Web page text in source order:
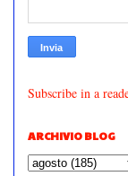
Subscribe in a
ARCHIVIO BLOG